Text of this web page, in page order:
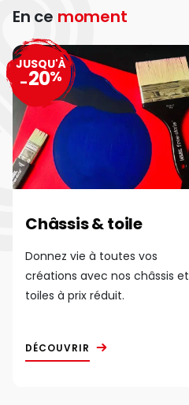
En ce moment
Châssis & toile
Donnez vie à toutes vos
créations avec nos châssis et
toiles à prix réduit.
DÉCOUVRIR
JUSQU'À
-20%